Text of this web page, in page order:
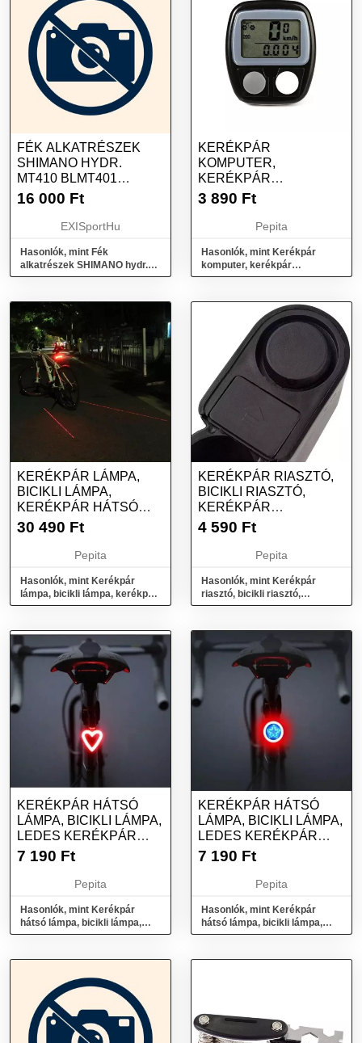
FÉK ALKATRÉSZEK
SHIMANO HYDR.
MT410 BLMT401
BRMT410 PREDNÁ PM
16 000 Ft
EXISportHu
Hasonlók, mint Fék
alkatrészek SHIMANO hydr.
MT410 BLMT401 BRMT410
B01S
KERÉKPÁR
KOMPUTER,
KERÉKPÁR
KILOMÉTERÓRA,
SEBESSÉGMÉRŐ,...
3 890 Ft
Pepita
Hasonlók, mint Kerékpár
komputer, kerékpár
kilométeróra, kerékpár
KERÉKPÁR LÁMPA,
BICIKLI LÁMPA,
KERÉKPÁR HÁTSÓ
LÁMPA INDEXES
30 490 Ft
Pepita
Hasonlók, mint Kerékpár
lámpa, bicikli lámpa, kerékpár
hátsó lámpa indexes
KERÉKPÁR RIASZTÓ,
BICIKLI RIASZTÓ,
KERÉKPÁR
LOPÁSGÁTLÓ
4 590 Ft
Pepita
Hasonlók, mint Kerékpár
riasztó, bicikli riasztó,
kerékpár lopásgátló
KERÉKPÁR HÁTSÓ
LÁMPA, BICIKLI LÁMPA,
LEDES KERÉKPÁR
LÁMPA - SZÍV
7 190 Ft
Pepita
Hasonlók, mint Kerékpár
hátsó lámpa, bicikli lámpa,
ledes kerékpár lámpa - Szív
KERÉKPÁR HÁTSÓ
LÁMPA, BICIKLI LÁMPA,
LEDES KERÉKPÁR
LÁMPA - CSILLAG
7 190 Ft
Pepita
Hasonlók, mint Kerékpár
hátsó lámpa, bicikli lámpa,
ledes kerékpár lámpa - Csillag